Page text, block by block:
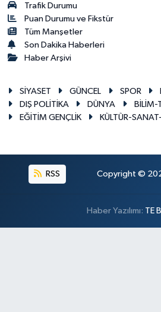
Trafik Durumu
Puan Durumu ve Fikstür
Tüm Manşetler
Son Dakika Haberleri
Haber Arşivi
SİYASET GÜNCEL SPOR
DIŞ POLİTİKA
DÜNYA BİLİM-
EĞİTİM GENÇLİK
KÜLTÜR-
RSS Copyright ©
Haber Yazılımı: TE